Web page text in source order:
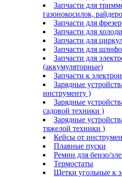
Запчасти для
газонокосилок,
Запчасти для
Запчасти для
Запчасти для
Запчасти для
Запчасти для
(аккумуляторные)
Запчасти к
Зарядные
инструменту )
Зарядные
садовой техники )
Зарядные
тяжелой техники )
Кейсы от
Плавные пуски
Ремни для бензо/
Термостаты
Щетки угольные к